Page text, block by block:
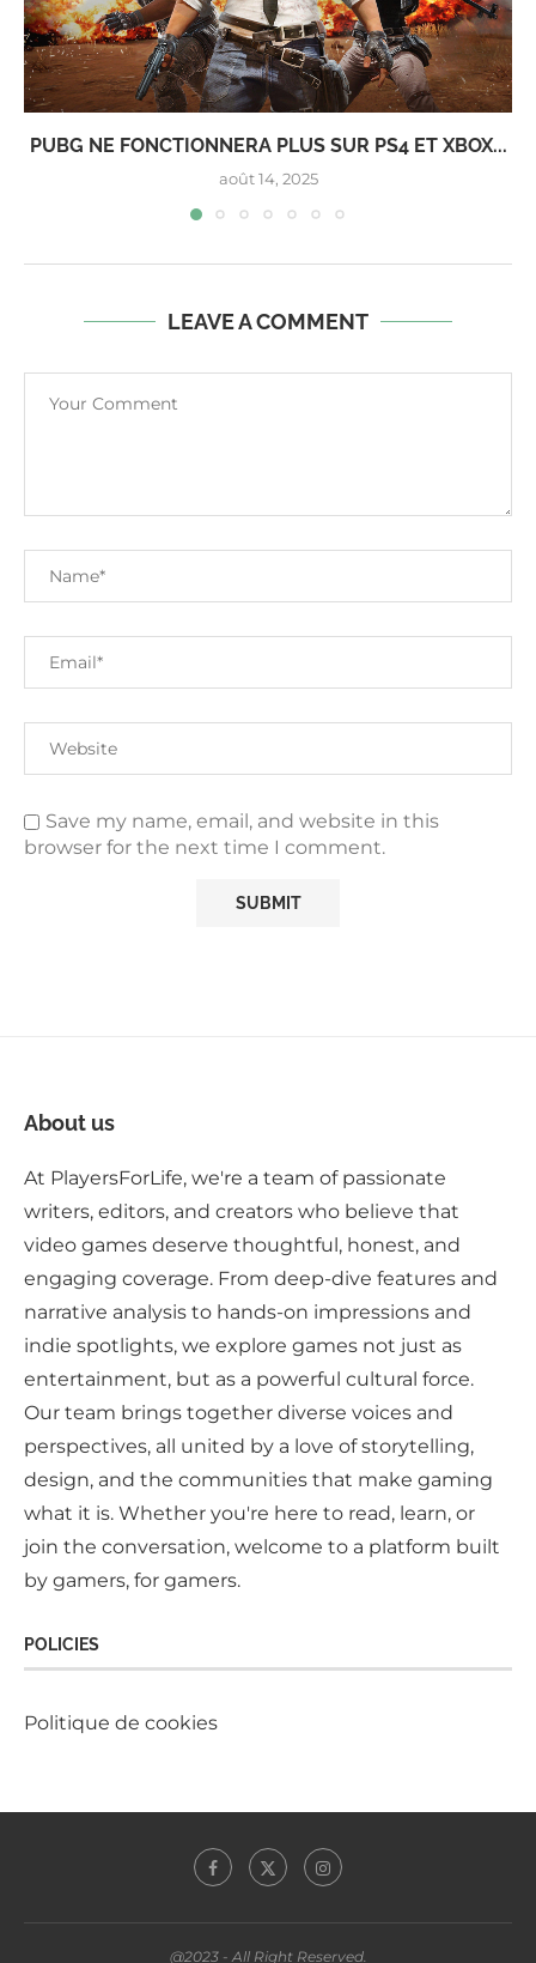
PUBG NE FONCTIONNERA PLUS SUR PS4 ET XBOX...
août 14, 2025
LEAVE A COMMENT
Save my name, email, and website in this
browser for the next time I comment.
About us
At PlayersForLife, we're a team of passionate
writers, editors, and creators who believe that
video games deserve thoughtful, honest, and
engaging coverage. From deep-dive features and
narrative analysis to hands-on impressions and
indie spotlights, we explore games not just as
entertainment, but as a powerful cultural force.
Our team brings together diverse voices and
perspectives, all united by a love of storytelling,
design, and the communities that make gaming
what it is. Whether you're here to read, learn, or
join the conversation, welcome to a platform built
by gamers, for gamers.
POLICIES
Politique de cookies
@2023 - All Right Reserved.